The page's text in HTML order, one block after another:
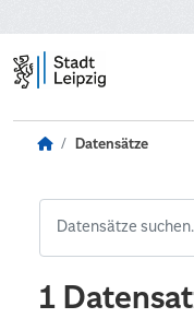
Datensätze
1